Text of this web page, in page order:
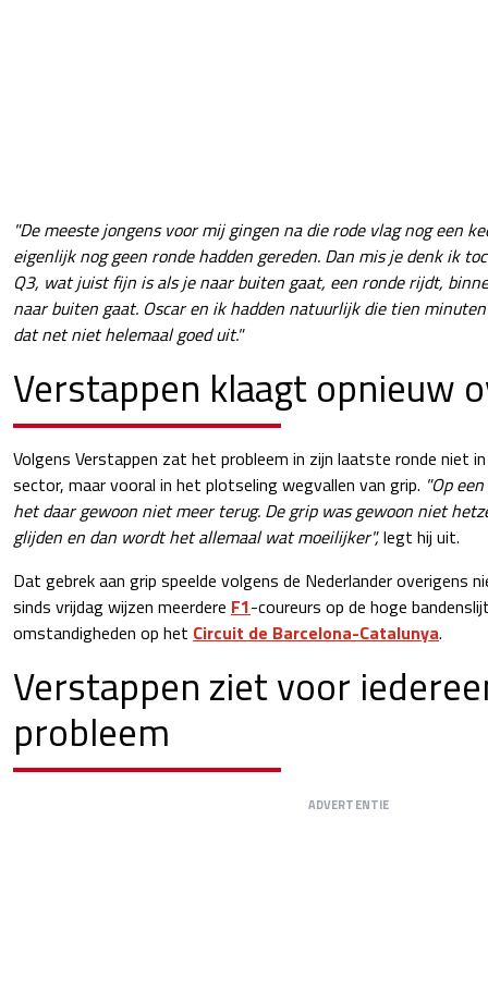
"De meeste jongens voor mij gingen na die rode vlag nog een
eigenlijk nog geen ronde hadden gereden. Dan mis je denk ik
Q3, wat juist fijn is als je naar buiten gaat, een ronde rijdt,
naar buiten gaat. Oscar en ik hadden natuurlijk die tien
dat net niet helemaal goed uit."
Verstappen klaagt opnieuw
Volgens Verstappen zat het probleem in zijn laatste ronde niet
sector, maar vooral in het plotseling wegvallen van grip. "Op
het daar gewoon niet meer terug. De grip was gewoon niet
glijden en dan wordt het allemaal wat moeilijker",legt hij uit.
Dat gebrek aan grip speelde volgens de Nederlander overigens
sinds vrijdag wijzen meerdere F1-coureurs op de hoge
omstandigheden op het Circuit de Barcelona-Catalunya.
Verstappen ziet voor
probleem
ADVERTENTIE